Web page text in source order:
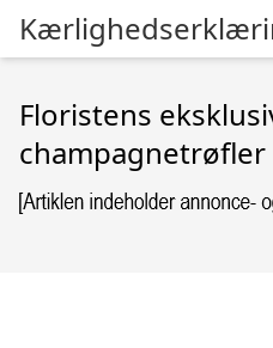
Floristens
champagnetrøfler